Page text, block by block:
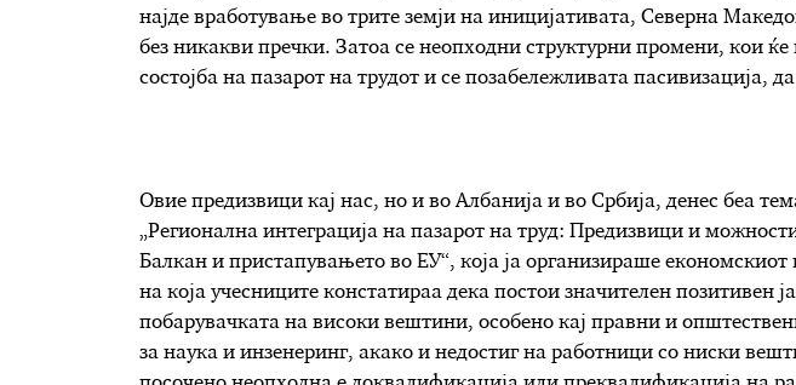
најде вработување во трите земји на иницијативата, Северна
без никакви пречки. Затоа се неопходни структурни промени, кои
состојба на пазарот на трудот и се позабележливата пасивизација,
Овие предизвици кај нас, но и во Албанија и во Србија, денес беа
„Регионална интеграција на пазарот на труд: Предизвици и
Балкан и пристапувањето во ЕУ“, која ја организираше економскиот
на која учесниците констатираа дека постои значителен позитивен
побарувачката на високи вештини, особено кај правни и
за наука и инзенеринг, акако и недостиг на работници со ниски